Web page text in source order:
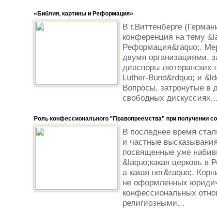
«Библия, картины и Реформация»
В г.Виттенберге
конференция на тему
Реформация&raquo;.
двумя организациями,
диаспоры лютеранских
Luther-Bund&rdquo; и
Вопросы, затронутые в
свободных
Роль конфессионального "Правопреемства" при получении
В последнее время
и частные
посвященные уже
&laquo;какая церковь в
а какая нет&raquo;.
не оформленных
конфессиональных
религиозными...